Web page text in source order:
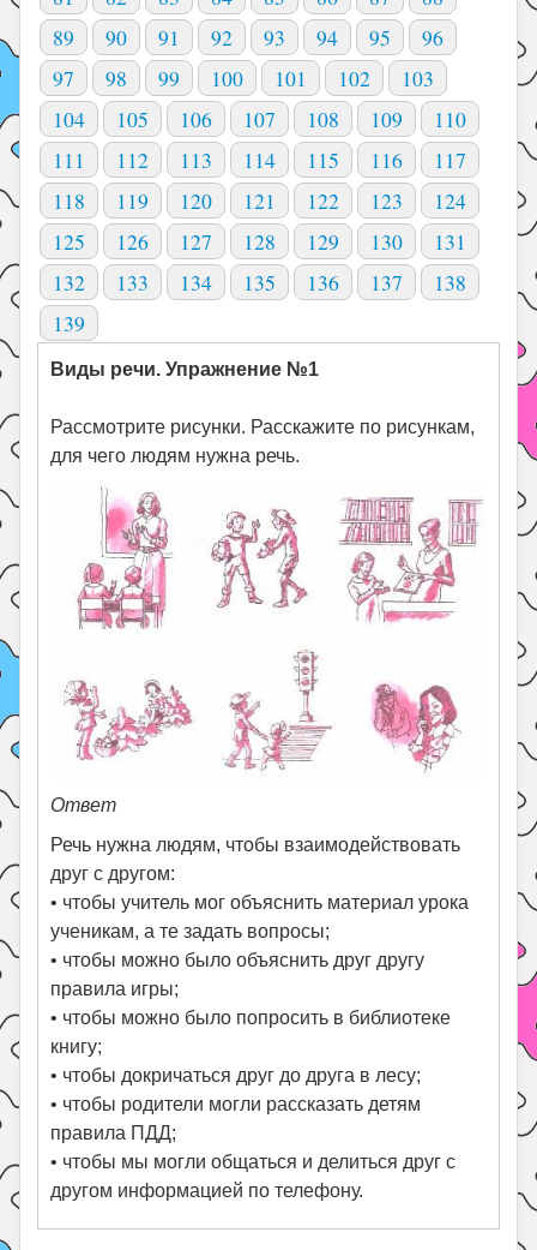
89
90 91 92 93 94 95
96
97
98 99 100 101 102
103
104
105 106 107 108 109
110
111
112 113 114 115 116
117
118
119 120 121 122 123
124
125
126 127 128 129 130
131
132
133 134 135 136 137
138
139
Виды речи. Упражнение №1
Рассмотрите рисунки. Расскажите по рисункам,
для чего людям нужна речь.
Ответ
Речь нужна людям, чтобы взаимодействовать
друг с другом:
• чтобы учитель мог объяснить материал урока
ученикам, а те задать вопросы;
• чтобы можно было объяснить друг другу
правила игры;
• чтобы можно было попросить в библиотеке
книгу;
• чтобы докричаться друг до друга в лесу;
• чтобы родители могли рассказать детям
правила ПДД;
• чтобы мы могли общаться и делиться друг с
другом информацией по телефону.